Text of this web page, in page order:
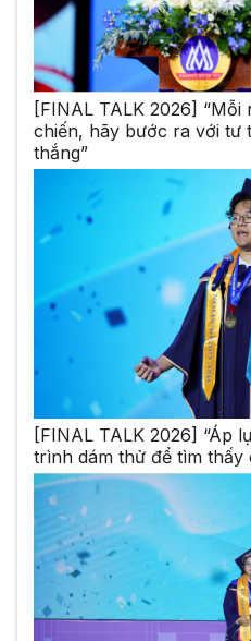
[FINAL TALK 2026]
chiến, hãy bước ra với tư
thắng”
[FINAL TALK 2026] “Áp
trình dám thử để tìm thấy